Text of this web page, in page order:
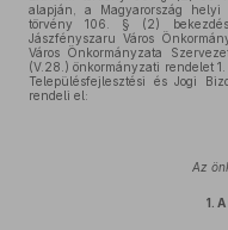
alapján, a Magyarország helyi
törvény 106. § (2)
Jászfényszaru Város
Város Önkormányzata
(V.28.) önkormányzati rendelet
Településfejlesztési és Jogi
rendeli el:
Az
1.